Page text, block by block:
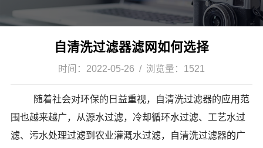
自清洗过滤器滤网如何选择
时间： 2022-05-26 / 浏览量： 1521
随着社会对环保的日益重视， 自清洗过滤器的应用范
围也越来越广，从源水过滤，冷却循环水过滤、工艺水过
滤、污水处理过滤到农业灌溉水过滤，
自清洗过滤器的广